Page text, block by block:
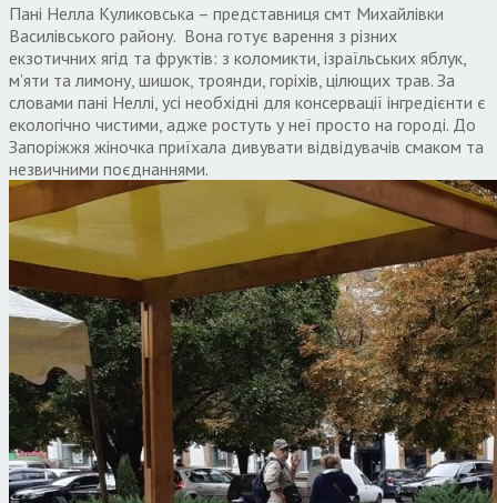
Пані Нелла Куликовська – представниця смт Михайлівки
Василівського району. Вона готує варення з різних
екзотичних ягід та фруктів: з коломикти, ізраїльських яблук,
м’яти та лимону, шишок, троянди, горіхів, цілющих трав. За
словами пані Неллі, усі необхідні для консервації інгредієнти є
екологічно чистими, адже ростуть у неї просто на городі. До
Запоріжжя жіночка приїхала дивувати відвідувачів смаком та
незвичними поєднаннями.